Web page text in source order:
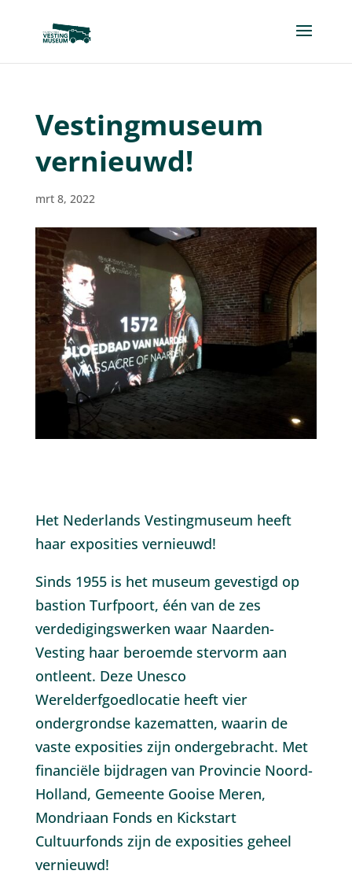
Vestingmuseum
vernieuwd!
mrt 8, 2022
Het Nederlands Vestingmuseum heeft
haar exposities vernieuwd!
Sinds 1955 is het museum gevestigd op
bastion Turfpoort, één van de zes
verdedigingswerken waar Naarden-
Vesting haar beroemde stervorm aan
ontleent. Deze Unesco
Werelderfgoedlocatie heeft vier
ondergrondse kazematten, waarin de
vaste exposities zijn ondergebracht. Met
financiële bijdragen van Provincie Noord-
Holland, Gemeente Gooise Meren,
Mondriaan Fonds en Kickstart
Cultuurfonds zijn de exposities geheel
vernieuwd!